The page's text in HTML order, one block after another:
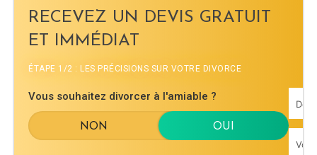
RECEVEZ UN DEVIS GRATUIT
ET IMMÉDIAT
ÉTAPE 1/2 : LES PRÉCISIONS SUR VOTRE DIVORCE
Vous souhaitez divorcer à l'amiable ?